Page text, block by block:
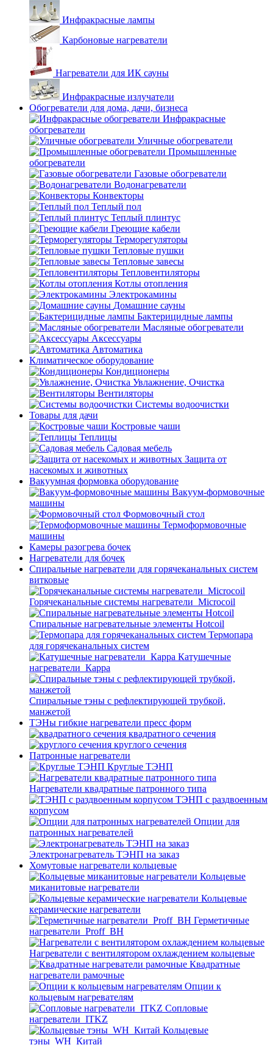
Инфракрасные лампы
Карбоновые нагреватели
Нагреватели для ИК сауны
Инфракрасные излучатели
Обогреватели для дома, дачи, бизнеса
Инфракрасные
обогреватели
Уличные обогреватели
Промышленные
обогреватели
Газовые обогреватели
Водонагреватели
Конвекторы
Теплый пол
Теплый плинтус
Греющие кабели
Терморегуляторы
Тепловые пушки
Тепловые завесы
Тепловентиляторы
Котлы отопления
Электрокамины
Домашние сауны
Бактерицидные лампы
Масляные обогреватели
Аксессуары
Автоматика
Климатическое оборудование
Кондиционеры
Увлажнение, Очистка
Вентиляторы
Системы водоочистки
Товары для дачи
Костровые чаши
Теплицы
Садовая мебель
Защита от
насекомых и животных
Вакуумная формовка оборудование
Вакуум-формовочные
машины
Формовочный стол
Термоформовочные
машины
Камеры разогрева бочек
Нагреватели для бочек
Спиральные нагреватели для горячеканальных систем
витковые
Горячеканальные системы нагреватели_Microcoil
Спиральные нагревательные элементы Hotcoil
Термопара
для горячеканальных систем
Катушечные
нагреватели_Карра
Спиральные тэны с рефлектирующей трубкой,
манжетой
ТЭНы гибкие нагреватели пресс форм
квадратного сечения
круглого сечения
Патронные нагреватели
Круглые ТЭНП
Нагреватели квадратные патронного типа
ТЭНП с раздвоенным
корпусом
Опции для
патронных нагревателей
Электронагреватель ТЭНП на заказ
Хомутовые нагреватели кольцевые
Кольцевые
миканитовые нагреватели
Кольцевые
керамические нагреватели
Герметичные
нагреватели_Proff_BH
Нагреватели с вентилятором охлаждением кольцевые
Квадратные
нагреватели рамочные
Опции к
кольцевым нагревателям
Cопловые
нагреватели_ITKZ
Кольцевые
тэны_WH_Китай